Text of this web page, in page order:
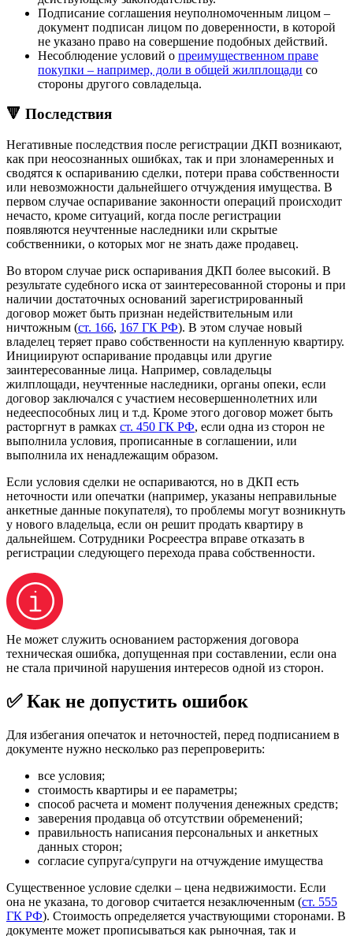
Подписание соглашения неуполномоченным лицом –
документ подписан лицом по доверенности, в которой
не указано право на совершение подобных действий.
Несоблюдение условий о преимущественном праве
покупки – например, доли в общей жилплощади со
стороны другого совладельца.
🔻 Последствия
Негативные последствия после регистрации ДКП возникают,
как при неосознанных ошибках, так и при злонамеренных и
сводятся к оспариванию сделки, потери права собственности
или невозможности дальнейшего отчуждения имущества. В
первом случае оспаривание законности операций происходит
нечасто, кроме ситуаций, когда после регистрации
появляются неучтенные наследники или скрытые
собственники, о которых мог не знать даже продавец.
Во втором случае риск оспаривания ДКП более высокий. В
результате судебного иска от заинтересованной стороны и при
наличии достаточных оснований зарегистрированный
договор может быть признан недействительным или
ничтожным (ст. 166, 167 ГК РФ). В этом случае новый
владелец теряет право собственности на купленную квартиру.
Инициируют оспаривание продавцы или другие
заинтересованные лица. Например, совладельцы
жилплощади, неучтенные наследники, органы опеки, если
договор заключался с участием несовершеннолетних или
недееспособных лиц и т.д. Кроме этого договор может быть
расторгнут в рамках ст. 450 ГК РФ, если одна из сторон не
выполнила условия, прописанные в соглашении, или
выполнила их ненадлежащим образом.
Если условия сделки не оспариваются, но в ДКП есть
неточности или опечатки (например, указаны неправильные
анкетные данные покупателя), то проблемы могут возникнуть
у нового владельца, если он решит продать квартиру в
дальнейшем. Сотрудники Росреестра вправе отказать в
регистрации следующего перехода права собственности.
Не может служить основанием расторжения договора
техническая ошибка, допущенная при составлении, если она
не стала причиной нарушения интересов одной из сторон.
✅ Как не допустить ошибок
Для избегания опечаток и неточностей, перед подписанием в
документе нужно несколько раз перепроверить:
все условия;
стоимость квартиры и ее параметры;
способ расчета и момент получения денежных средств;
заверения продавца об отсутствии обременений;
правильность написания персональных и анкетных
данных сторон;
согласие супруга/супруги на отчуждение имущества
Существенное условие сделки – цена недвижимости. Если
она не указана, то договор считается незаключенным (ст. 555
ГК РФ). Стоимость определяется участвующими сторонами. В
документе может прописываться как рыночная, так и